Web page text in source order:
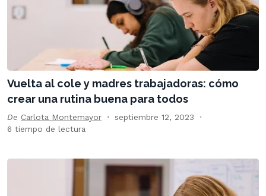
Vuelta al cole y madres trabajadoras: cómo
crear una rutina buena para todos
De Carlota Montemayor
septiembre 12, 2023
6 tiempo de lectura